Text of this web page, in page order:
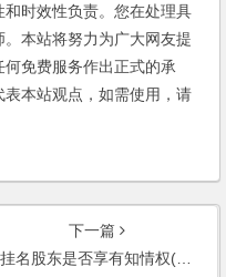
时效性负责。您在处理具
本站将努力为广大网友提
免费服务作出正式的承
本站观点，如需使用，请
下一篇
挂名股东是否享有知情权(2007)